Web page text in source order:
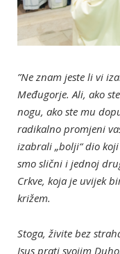
”Ne znam jeste li vi
Međugorje. Ali, ako
nogu, ako ste mu
radikalno promjeni
izabrali „bolji“ dio
smo slični i jednoj
Crkve, koja je uvijek
križem.
Stoga, živite bez
Isus prati svojim